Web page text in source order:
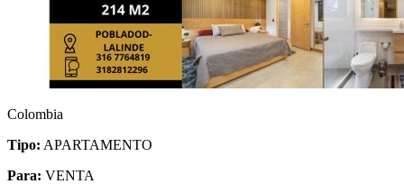
Colombia
Tipo: APARTAMENTO
Para: VENTA